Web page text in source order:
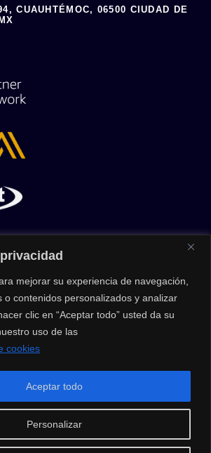
mejorar su experiencia de navegación,
o contenidos personalizados y analizar
clic en “Aceptar todo” usted da su
uso de las
cookies
Personalizar
Aceptar todo
CUAUHTÉMOC, 06500 CIUDAD DE
|Data Protection Policy|Media Kit| All
Reserved | Powered by Clouxter